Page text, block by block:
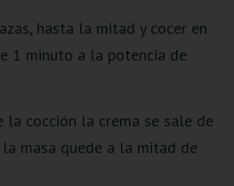
hasta la mitad y cocer en
1 minuto a la potencia de
la cocción la crema se sale de
masa quede a la mitad de